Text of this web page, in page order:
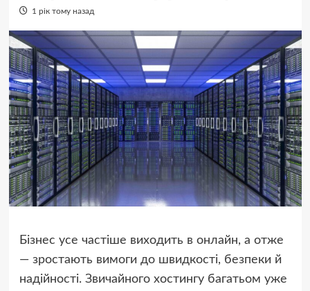
1 рік тому назад
Бізнес усе частіше виходить в онлайн, а отже
— зростають вимоги до швидкості, безпеки й
надійності. Звичайного хостингу багатьом уже